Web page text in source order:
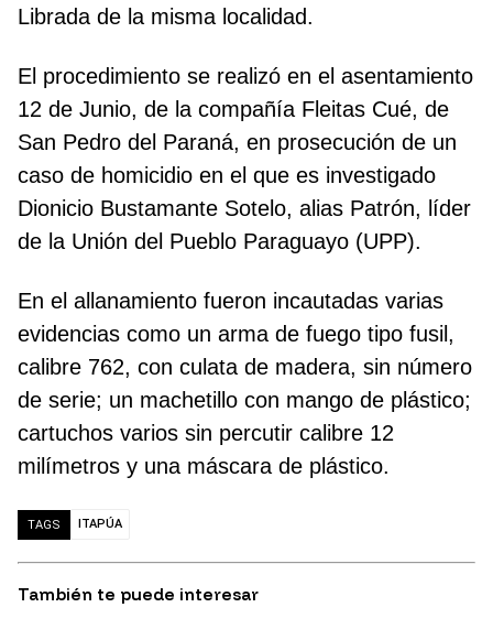
Librada de la misma localidad.
El procedimiento se realizó en el asentamiento
12 de Junio, de la compañía Fleitas Cué, de
San Pedro del Paraná, en prosecución de un
caso de homicidio en el que es investigado
Dionicio Bustamante Sotelo, alias Patrón, líder
de la Unión del Pueblo Paraguayo (UPP).
En el allanamiento fueron incautadas varias
evidencias como un arma de fuego tipo fusil,
calibre 762, con culata de madera, sin número
de serie; un machetillo con mango de plástico;
cartuchos varios sin percutir calibre 12
milímetros y una máscara de plástico.
TAGS ITAPÚA
También te puede interesar